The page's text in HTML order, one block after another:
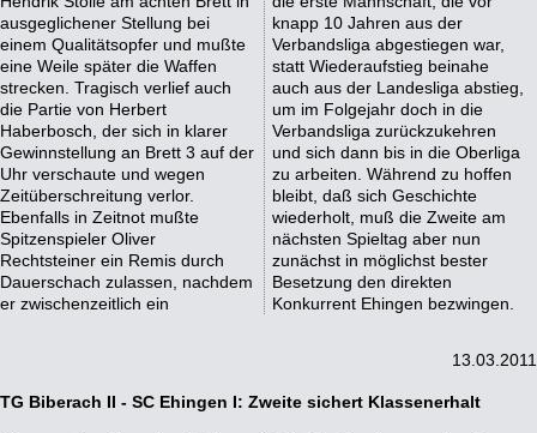
ausgeglichener Stellung bei
einem Qualitätsopfer und mußte
eine Weile später die Waffen
strecken. Tragisch verlief auch
die Partie von Herbert
Haberbosch, der sich in klarer
Gewinnstellung an Brett 3 auf der
Uhr verschaute und wegen
Zeitüberschreitung verlor.
Ebenfalls in Zeitnot mußte
Spitzenspieler Oliver
Rechtsteiner ein Remis durch
Dauerschach zulassen, nachdem
er zwischenzeitlich ein
knapp 10 Jahren aus der
Verbandsliga abgestiegen war,
statt Wiederaufstieg beinahe
auch aus der Landesliga abstieg,
um im Folgejahr doch in die
Verbandsliga zurückzukehren
und sich dann bis in die Oberliga
zu arbeiten. Während zu hoffen
bleibt, daß sich Geschichte
wiederholt, muß die Zweite am
nächsten Spieltag aber nun
zunächst in möglichst bester
Besetzung den direkten
Konkurrent Ehingen bezwingen.
13.03.2011
TG Biberach II - SC Ehingen I: Zweite sichert Klassenerhalt